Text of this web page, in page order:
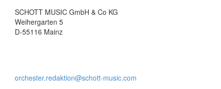
SCHOTT MUSIC GmbH & Co KG
Weihergarten 5
D-55116 Mainz
orchester.redaktion@schott-music.com